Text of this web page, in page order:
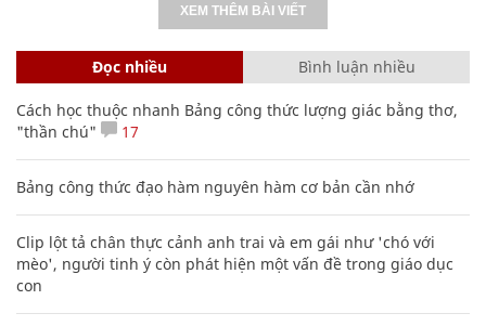
XEM THÊM BÀI VIẾT
Đọc nhiều Bình luận nhiều
Cách học thuộc nhanh Bảng công thức lượng giác bằng thơ,
"thần chú"
17
Bảng công thức đạo hàm nguyên hàm cơ bản cần nhớ
Clip lột tả chân thực cảnh anh trai và em gái như 'chó với
mèo', người tinh ý còn phát hiện một vấn đề trong giáo dục
con